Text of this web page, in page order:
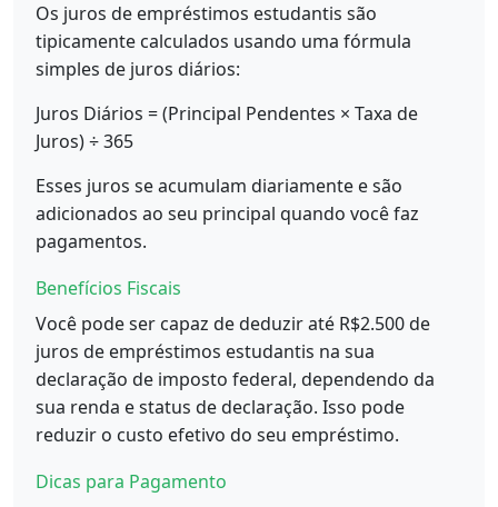
Os juros de empréstimos estudantis são
tipicamente calculados usando uma fórmula
simples de juros diários:
Juros Diários = (Principal Pendentes × Taxa de
Juros) ÷ 365
Esses juros se acumulam diariamente e são
adicionados ao seu principal quando você faz
pagamentos.
Benefícios Fiscais
Você pode ser capaz de deduzir até R$2.500 de
juros de empréstimos estudantis na sua
declaração de imposto federal, dependendo da
sua renda e status de declaração. Isso pode
reduzir o custo efetivo do seu empréstimo.
Dicas para Pagamento